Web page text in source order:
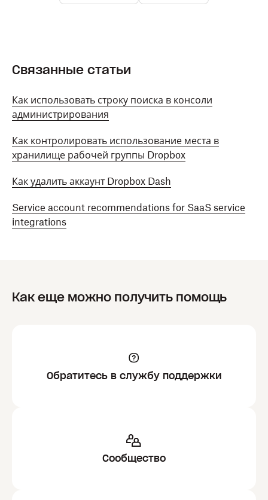
Связанные статьи
Как использовать строку поиска в консоли
администрирования
Как контролировать использование места в
хранилище рабочей группы Dropbox
Как удалить аккаунт Dropbox Dash
Service account recommendations for SaaS service
integrations
Как еще можно получить помощь
Обратитесь в службу поддержки
Сообщество